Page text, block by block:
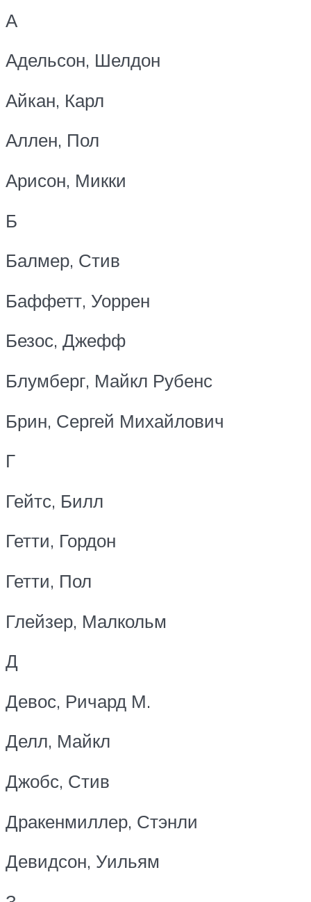
А
Адельсон, Шелдон
Айкан, Карл
Аллен, Пол
Арисон, Микки
Б
Балмер, Стив
Баффетт, Уоррен
Безос, Джефф
Блумберг, Майкл Рубенс
Брин, Сергей Михайлович
Г
Гейтс, Билл
Гетти, Гордон
Гетти, Пол
Глейзер, Малкольм
Д
Девос, Ричард М.
Делл, Майкл
Джобс, Стив
Дракенмиллер, Стэнли
Девидсон, Уильям